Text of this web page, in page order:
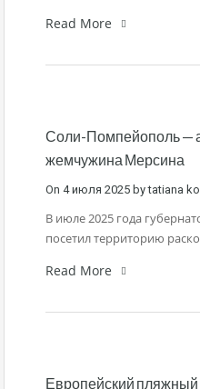
Read More
Соли-Помпейополь —
жемчужина Мерсина
On 4 июля 2025 bytatiana
В июле 2025 года
посетил территорию
Read More
Европейский пляжный